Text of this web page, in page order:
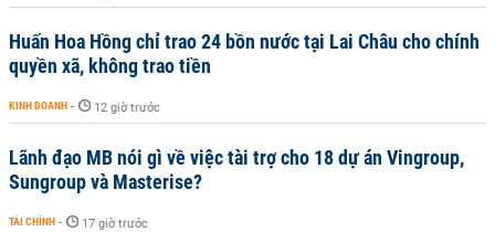
Huấn Hoa Hồng chỉ trao 24 bồn nước tại Lai Châu cho chính
quyền xã, không trao tiền
KINH DOANH - 12 giờ trước
Lãnh đạo MB nói gì về việc tài trợ cho 18 dự án Vingroup,
Sungroup và Masterise?
TÀI CHÍNH - 17 giờ trước